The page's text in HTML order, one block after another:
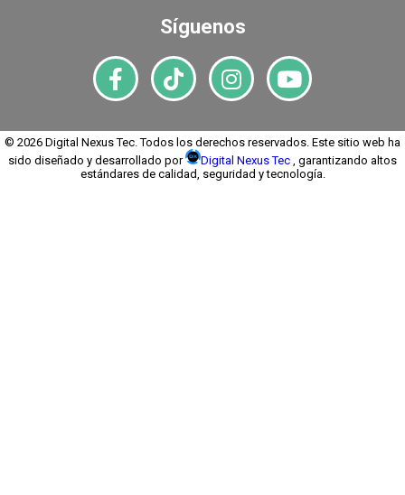
Síguenos
© 2026 Digital Nexus Tec. Todos los derechos reservados. Este sitio web ha
sido diseñado y desarrollado por
Digital Nexus Tec , garantizando altos
estándares de calidad, seguridad y tecnología.